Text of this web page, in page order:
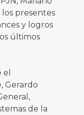
presentes
y logros
últimos
Gerardo
de la